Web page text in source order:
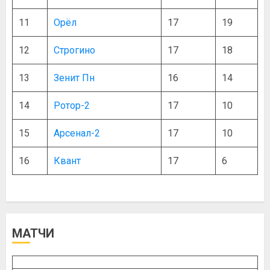
11 Орёл 17 19
12 Строгино 17 18
13 Зенит Пн 16 14
14 Ротор-2 17 10
15 Арсенал-2 17 10
16 Квант 17 6
МАТЧИ